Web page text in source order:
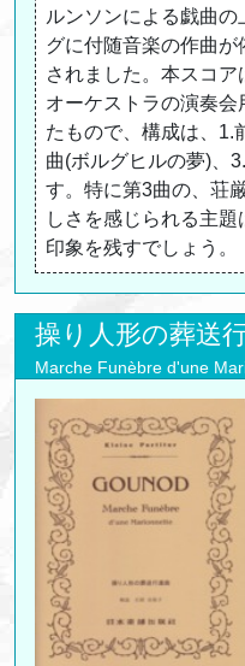
ルンソンによる戯曲
グに付随音楽の作曲
されました。本スコ
オーケストラの演奏
たもので、構成は、1.
曲(ボルグヒルの夢)、
す。特に第3曲の、荘
しさを感じられる主
印象を残すでしょう。
操り人形の葬送
Marche Funèbre d'une